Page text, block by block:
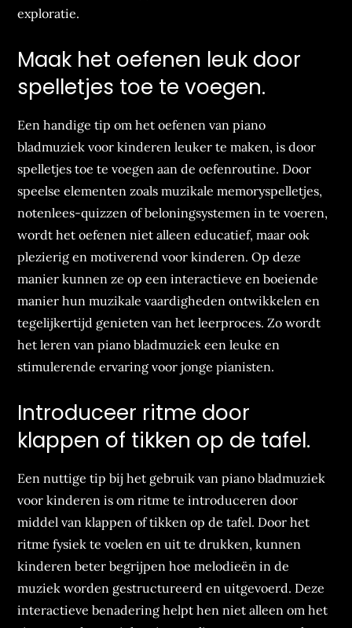
exploratie.
Maak het oefenen leuk door
spelletjes toe te voegen.
Een handige tip om het oefenen van piano
bladmuziek voor kinderen leuker te maken, is door
spelletjes toe te voegen aan de oefenroutine. Door
speelse elementen zoals muzikale memoryspelletjes,
notenlees-quizzen of beloningsystemen in te voeren,
wordt het oefenen niet alleen educatief, maar ook
plezierig en motiverend voor kinderen. Op deze
manier kunnen ze op een interactieve en boeiende
manier hun muzikale vaardigheden ontwikkelen en
tegelijkertijd genieten van het leerproces. Zo wordt
het leren van piano bladmuziek een leuke en
stimulerende ervaring voor jonge pianisten.
Introduceer ritme door
klappen of tikken op de tafel.
Een nuttige tip bij het gebruik van piano bladmuziek
voor kinderen is om ritme te introduceren door
middel van klappen of tikken op de tafel. Door het
ritme fysiek te voelen en uit te drukken, kunnen
kinderen beter begrijpen hoe melodieën in de
muziek worden gestructureerd en uitgevoerd. Deze
interactieve benadering helpt hen niet alleen om het